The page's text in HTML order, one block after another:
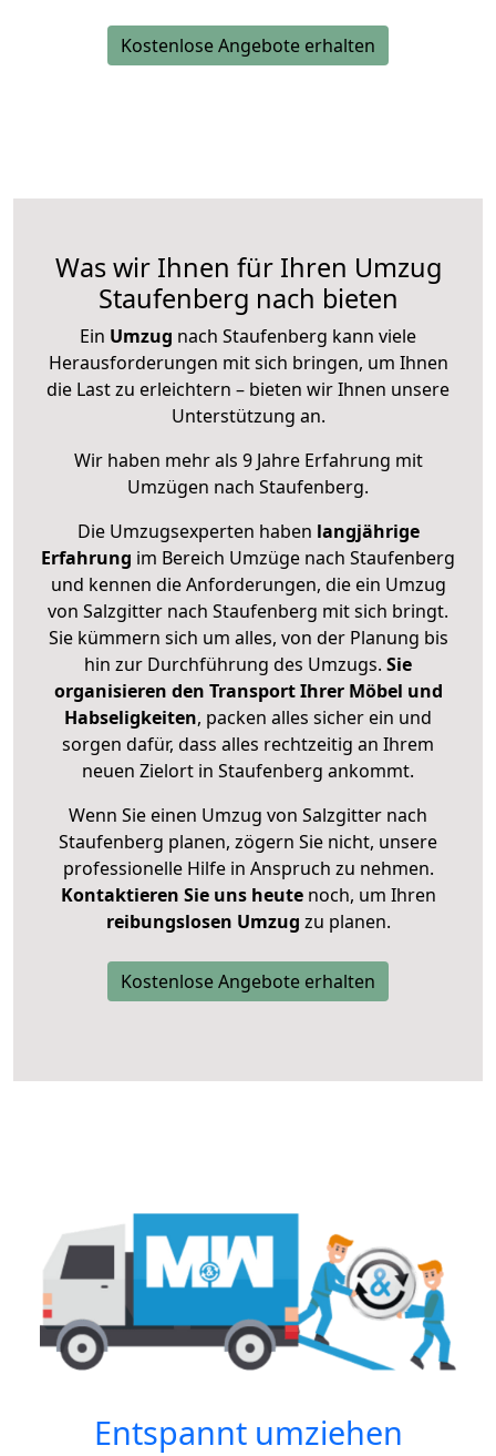
Kostenlose Angebote erhalten
Was wir Ihnen für Ihren Umzug
Staufenberg nach bieten
Ein Umzug nach Staufenberg kann viele
Herausforderungen mit sich bringen, um Ihnen
die Last zu erleichtern – bieten wir Ihnen unsere
Unterstützung an.
Wir haben mehr als 9 Jahre Erfahrung mit
Umzügen nach Staufenberg.
Die Umzugsexperten haben langjährige
Erfahrung im Bereich Umzüge nach Staufenberg
und kennen die Anforderungen, die ein Umzug
von Salzgitter nach Staufenberg mit sich bringt.
Sie kümmern sich um alles, von der Planung bis
hin zur Durchführung des Umzugs. Sie
organisieren den Transport Ihrer Möbel und
Habseligkeiten, packen alles sicher ein und
sorgen dafür, dass alles rechtzeitig an Ihrem
neuen Zielort in Staufenberg ankommt.
Wenn Sie einen Umzug von Salzgitter nach
Staufenberg planen, zögern Sie nicht, unsere
professionelle Hilfe in Anspruch zu nehmen.
Kontaktieren Sie uns heutenoch, um Ihren
reibungslosen Umzug zu planen.
Kostenlose Angebote erhalten
Entspannt umziehen